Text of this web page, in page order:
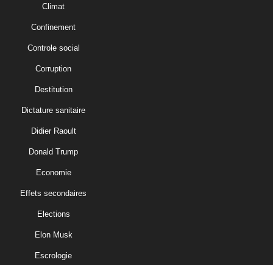
Climat
Confinement
Controle social
Corruption
Destitution
Dictature sanitaire
Didier Raoult
Donald Trump
Economie
Effets secondaires
Elections
Elon Musk
Escrologie